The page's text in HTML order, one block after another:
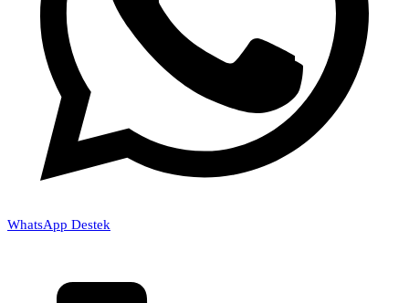
WhatsApp Destek